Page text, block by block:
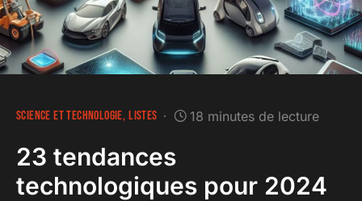
SCIENCE ET TECHNOLOGIE LISTES 18 minutes de lecture
23 tendances
technologiques pour 2024